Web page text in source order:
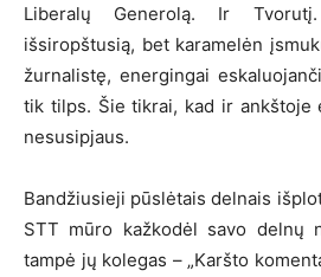
Liberalų Generolą. Ir
išsiropštusią, bet karamelėn
žurnalistę, energingai
tik tilps. Šie tikrai, kad ir ankštoje
nesusipjaus.
Bandžiusieji pūslėtais delnais
STT mūro kažkodėl savo delnų
tampė jų kolegas – „Karšto